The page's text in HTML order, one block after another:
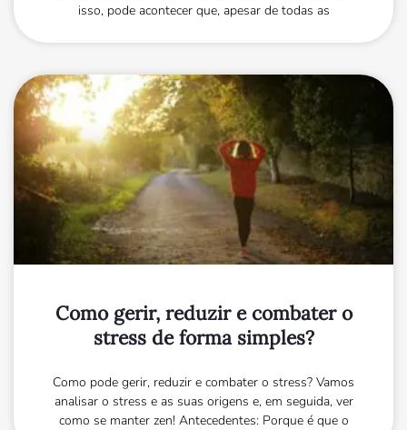
isso, pode acontecer que, apesar de todas as
Como gerir, reduzir e combater o
stress de forma simples?
Como pode gerir, reduzir e combater o stress? Vamos
analisar o stress e as suas origens e, em seguida, ver
como se manter zen! Antecedentes: Porque é que o